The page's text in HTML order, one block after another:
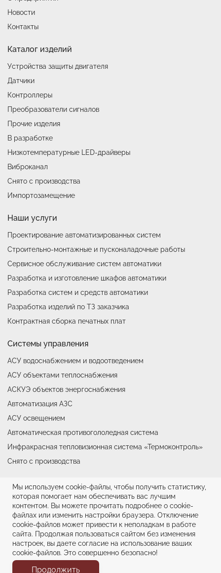
Новости
Контакты
Каталог изделий
Устройства защиты двигателя
Датчики
Контроллеры
Преобразователи сигналов
Прочие изделия
В разработке
Низкотемпературные LED-драйверы
Виброканал
Снято с производства
Импортозамещение
Наши услуги
Проектирование автоматизированных систем
Строительно-монтажные и пусконаладочные работы
Сервисное обслуживание систем автоматики
Разработка и изготовление шкафов автоматики
Разработка систем и средств автоматики
Разработка изделий по ТЗ заказчика
Контрактная сборка печатных плат
Системы управления
АСУ водоснабжением и водоотведением
АСУ объектами теплоснабжения
АСКУЭ объектов энергоснабжения
Автоматизация АЗС
АСУ освещением
Автоматическая противогололедная система
Инфракрасная тепловизионная система «Термоконтроль»
Снято с производства
© ООО НТФ «Микроникс», 2026
Политика конфиденциальности
Информационная ответственность
Мы используем cookie-файлы, чтобы получить статистику,
которая помогает нам обеспечивать вас лучшим
контентом. Вы можете прочитать подробнее о cookie-
файлах или изменить настройки браузера. Отключение
cookie-файлов может привести к неполадкам в работе
сайта. Продолжая пользоваться сайтом без изменения
настроек, вы даете согласие на использование ваших
cookie-файлов. Это совершенно безопасно!
Продолжить